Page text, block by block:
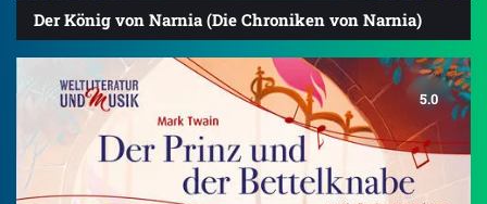
Der König von Narnia (Die Chroniken von Narnia)
5.0